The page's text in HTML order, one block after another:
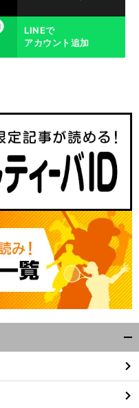
上
」
か
」
前
LINEで
アカウント追加
閉
る